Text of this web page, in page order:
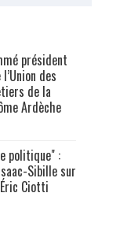
président
des
de la
Ardèche
politique" :
Sibille sur
Ciotti